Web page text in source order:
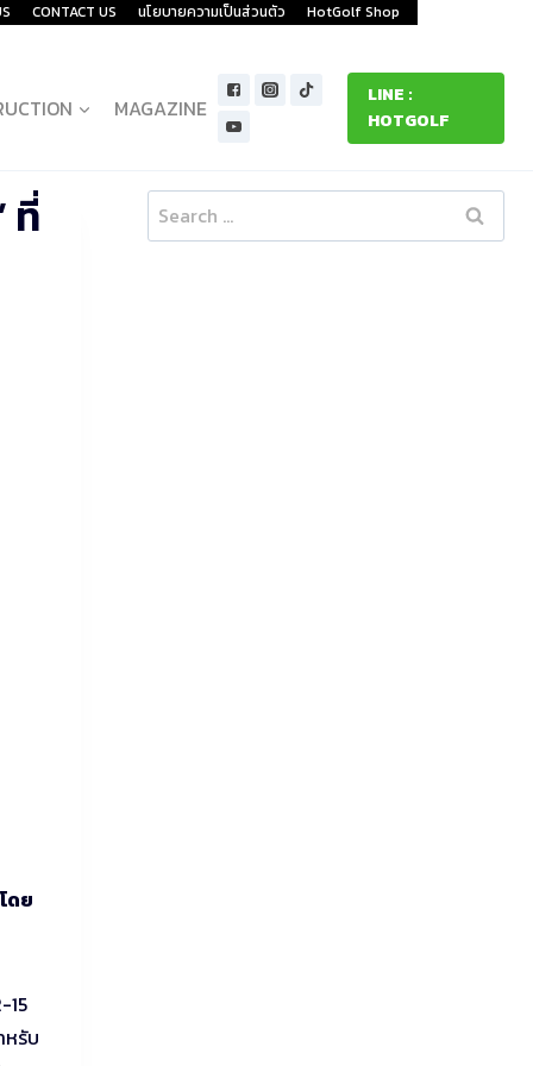
CONTACT US นโยบายความเป็นส่วนตัว HotGolf Shop
MAGAZINE
LINE :
HOTGOLF
ที่
ดย
15
หรับ
Search
for: